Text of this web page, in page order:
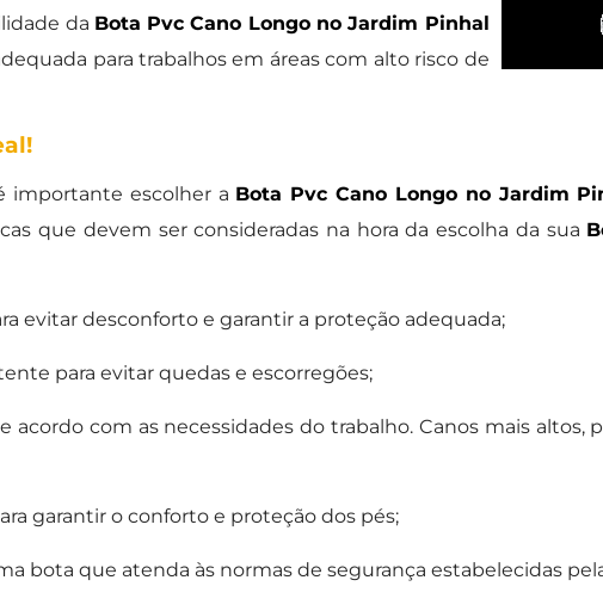
da Bota Pvc Cano Longo no Jardim Pinhal
para trabalhos em áreas com alto risco de
importante escolher a Bota Pvc Cano Longo no Jardim
que devem ser consideradas na hora da escolha da sua
evitar desconforto e garantir a proteção adequada;
para evitar quedas e escorregões;
com as necessidades do trabalho. Canos mais altos,
garantir o conforto e proteção dos pés;
bota que atenda às normas de segurança estabelecidas